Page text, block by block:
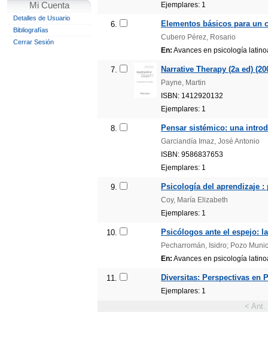
Mi Cuenta
Detalles de Usuario
Bibliografías
Cerrar Sesión
Ejemplares: 1
6. Elementos básicos para un
Cubero Pérez, Rosario
En: Avances en psicología
7. Narrative Therapy (2a ed)
Payne, Martin
ISBN: 1412920132
Ejemplares: 1
8. Pensar sistémico: una
Garciandía Imaz, José Antonio
ISBN: 9586837653
Ejemplares: 1
9. Psicología del aprendizaje :
Coy, María Elizabeth
Ejemplares: 1
10. Psicólogos ante el espejo:
Pecharromán, Isidro; Pozo
En: Avances en psicología
11. Diversitas: Perspectivas en
Ejemplares: 1
< Ant.